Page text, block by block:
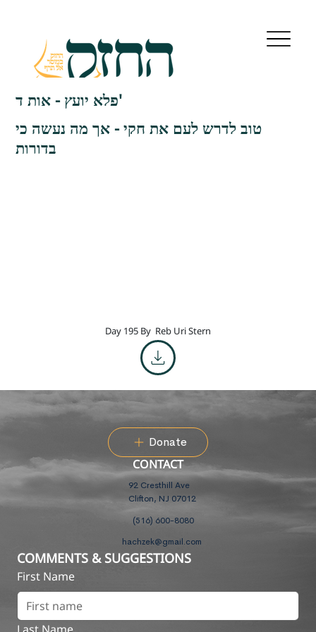
פלא יועץ - אות ד'
טוב לדרש לעם את חקי - אך מה נעשה כי
בדורות
Day 195 By Reb Uri Stern
Donate
CONTACT
92 Cresthill Ave
Clifton, NJ 07012
(516) 600-8080
hachzek@gmail.com
COMMENTS & SUGGESTIONS
First Name